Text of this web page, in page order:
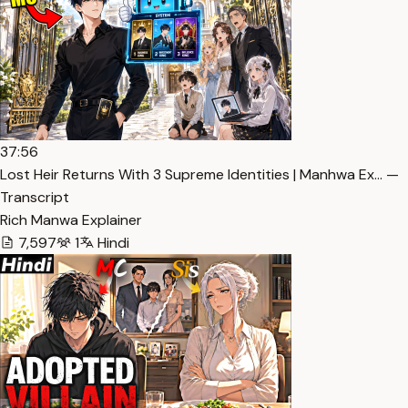
37:56
Lost Heir Returns With 3 Supreme Identities | Manhwa Ex… —
Transcript
Rich Manwa Explainer
7,597
1 Hindi